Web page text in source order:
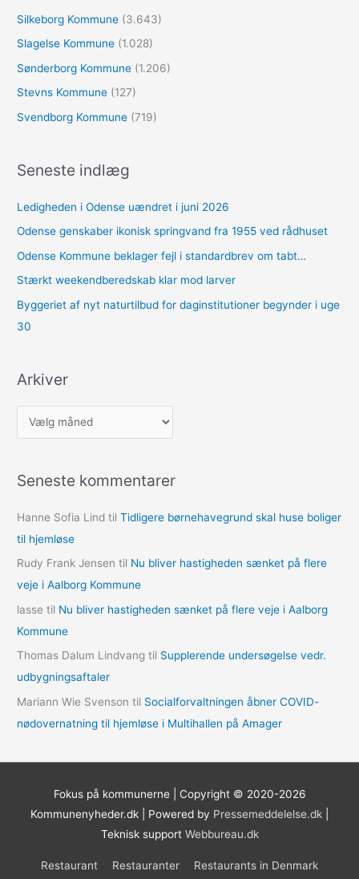
Silkeborg Kommune (3.643)
Slagelse Kommune (1.028)
Sønderborg Kommune (1.206)
Stevns Kommune (127)
Svendborg Kommune (719)
Seneste indlæg
Ledigheden i Odense uændret i juni 2026
Odense genskaber ikonisk springvand fra 1955 ved rådhuset
Odense Kommune beklager fejl i standardbrev om tabt…
Stærkt weekendberedskab klar mod larver
Byggeriet af nyt naturtilbud for daginstitutioner begynder i uge
30
Arkiver
r
i
e
r
Seneste kommentarer
Hanne Sofia Lind tilTidligere børnehavegrund skal huse boliger
til hjemløse
Rudy Frank Jensen til Nu bliver hastigheden sænket på flere
veje i Aalborg Kommune
lasse til Nu bliver hastigheden sænket på flere veje i Aalborg
Kommune
Thomas Dalum Lindvang til Supplerende undersøgelse vedr.
udbygningsaftaler
Mariann Wie Svenson til Socialforvaltningen åbner COVID-
nødovernatning til hjemløse i Multihallen på Amager
Fokus på kommunerne | Copyright © 2020-2026
Kommunenyheder.dk | Powered by Pressemeddelelse.dk
Teknisk support Webbureau.dk
Restaurant Restauranter
Restaurants in Denmark